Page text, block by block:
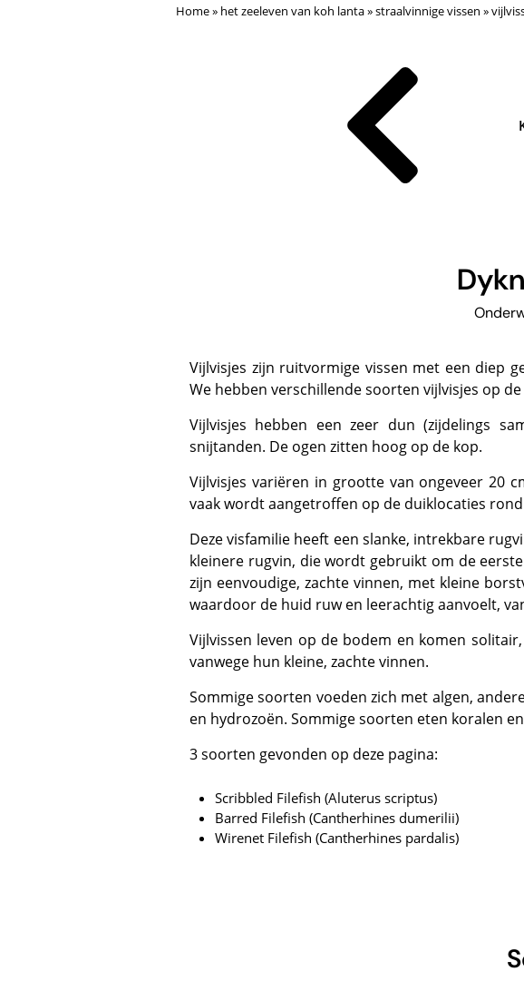
home» het zeeleven van koh lanta»straalvinnige vissen »
Vijlvisjes zijn ruitvormige vissen met een diep gekield lichaam en lijken sterk op hun naaste verwanten, de trekkervissen.
We hebben verschillende soorten vijlvisjes op de
Vijlvisjes hebben een zeer dun (zijdelings samengedrukt) lichaam, een kleine snuit en een mond met uitstekende
snijtanden. De ogen zitten hoog op de kop.
Vijlvisjes variëren in grootte van ongeveer 20 cm tot ongeveer 60 cm voor de grootste soort, de gekrabbelde vijlvis, die
vaak wordt aangetroffen op de duiklocaties
Deze visfamilie heeft een slanke, intrekbare rugvin op de bovenkant van de kop, en bij de meeste soorten is er een tweede,
kleinere rugvin, die wordt gebruikt om de
zijn eenvoudige, zachte vinnen, met kleine
waardoor de huid ruw en leerachtig aanvoelt,
Vijlvissen leven op de bodem en komen solitair, in paren of in kleine groepen voor. Vijlvissen zijn trage zwemmers, deels
vanwege hun kleine, zachte vinnen.
Sommige soorten voeden zich met algen, andere met kleine ongewervelde dieren, waaronder sponzen, planten, gorgonen
en hydrozoën. Sommige soorten eten koralen
3 soorten gevonden op deze pagina:
Scribbled Filefish (Aluterus scriptus)
Barred Filefish (Cantherhines dumerilii)
Wirenet Filefish (Cantherhines pardalis)